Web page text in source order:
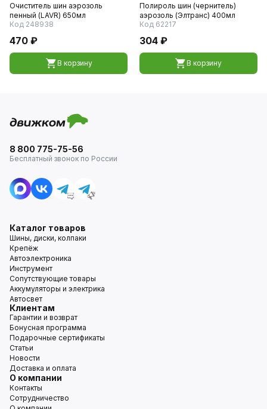
Очиститель шин аэрозоль
пенный (LAVR) 650мл
Код 248938
470 ₽
В корзину
Полироль шин (чернитель)
аэрозоль (Элтранс) 400мл
Код 62217
304 ₽
В корзину
8 800 775-75-56
Бесплатный звонок по России
Каталог товаров
Шины, диски, колпаки
Крепёж
Автоэлектроника
Инструмент
Сопутствующие товары
Аккумуляторы и электрика
Автосвет
Клиентам
Гарантии и возврат
Бонусная программа
Подарочные сертификаты
Статьи
Новости
Доставка и оплата
О компании
Контакты
Сотрудничество